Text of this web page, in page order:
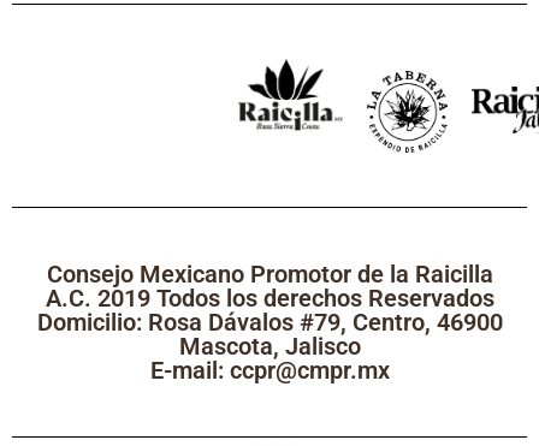
Consejo Mexicano Promotor de la Raicilla
A.C. 2019 Todos los derechos Reservados
Domicilio: Rosa Dávalos #79, Centro, 46900
Mascota, Jalisco
E-mail: ccpr@cmpr.mx